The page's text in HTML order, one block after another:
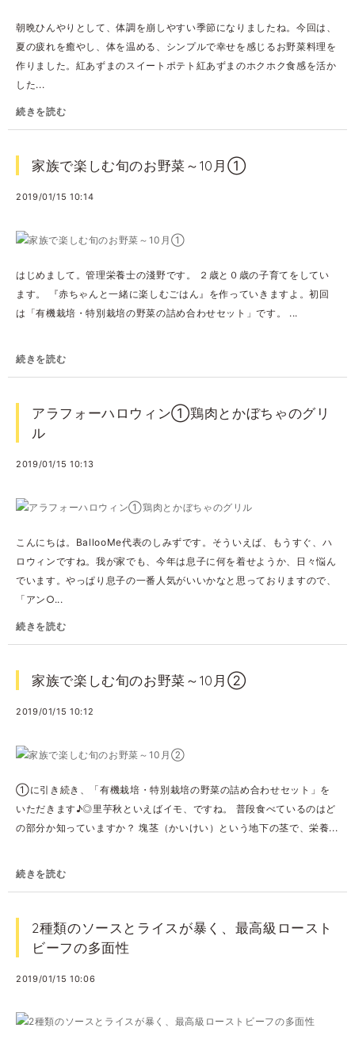
朝晩ひんやりとして、体調を崩しやすい季節になりましたね。今回は、
夏の疲れを癒やし、体を温める、シンプルで幸せを感じるお野菜料理を
作りました。紅あずまのスイートポテト紅あずまのホクホク食感を活か
した...
続きを読む
家族で楽しむ旬のお野菜～10月①
2019/01/15 10:14
はじめまして。管理栄養士の淺野です。 ２歳と０歳の子育てをしてい
ます。 『赤ちゃんと一緒に楽しむごはん』を作っていきますよ。初回
は「有機栽培・特別栽培の野菜の詰め合わせセット」です。 ...
続きを読む
アラフォーハロウィン①鶏肉とかぼちゃのグリ
ル
2019/01/15 10:13
こんにちは。BallooMe代表のしみずです。そういえば、もうすぐ、ハ
ロウィンですね。我が家でも、今年は息子に何を着せようか、日々悩ん
でいます。やっぱり息子の一番人気がいいかなと思っておりますので、
「アン○...
続きを読む
家族で楽しむ旬のお野菜～10月②
2019/01/15 10:12
①に引き続き、「有機栽培・特別栽培の野菜の詰め合わせセット」を
いただきます♪◎里芋秋といえばイモ、ですね。 普段食べているのはど
の部分か知っていますか？ 塊茎（かいけい）という地下の茎で、栄養...
続きを読む
2種類のソースとライスが暴く、最高級ロースト
ビーフの多面性
2019/01/15 10:06